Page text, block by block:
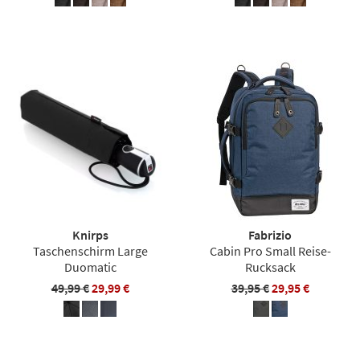
Knirps
Taschenschirm Large
Duomatic
49,99 €29,99 €
Fabrizio
Cabin Pro Small Reise-
Rucksack
39,95 €29,95 €